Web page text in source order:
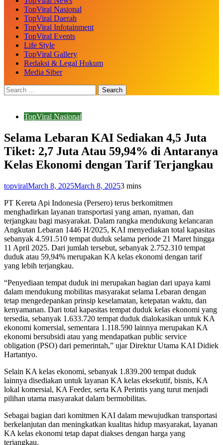
TopViral Nasional
TopViral Daerah
TopViral Infotainment
TopViral Events
Life Style
TopViral Gallery
Redaksi & Legal Hukum
Media Siber
TopViral Nasional
Selama Lebaran KAI Sediakan 4,5 Juta
Tiket: 2,7 Juta Atau 59,94% di Antaranya
Kelas Ekonomi dengan Tarif Terjangkau
topviralMarch 8, 2025March 8, 20253 mins
PT Kereta Api Indonesia (Persero) terus berkomitmen
menghadirkan layanan transportasi yang aman, nyaman, dan
terjangkau bagi masyarakat. Dalam rangka mendukung kelancaran
Angkutan Lebaran 1446 H/2025, KAI menyediakan total kapasitas
sebanyak 4.591.510 tempat duduk selama periode 21 Maret hingga
11 April 2025. Dari jumlah tersebut, sebanyak 2.752.310 tempat
duduk atau 59,94% merupakan KA kelas ekonomi dengan tarif
yang lebih terjangkau.
“Penyediaan tempat duduk ini merupakan bagian dari upaya kami
dalam mendukung mobilitas masyarakat selama Lebaran dengan
tetap mengedepankan prinsip keselamatan, ketepatan waktu, dan
kenyamanan. Dari total kapasitas tempat duduk kelas ekonomi yang
tersedia, sebanyak 1.633.720 tempat duduk dialokasikan untuk KA
ekonomi komersial, sementara 1.118.590 lainnya merupakan KA
ekonomi bersubsidi atau yang mendapatkan public service
obligation (PSO) dari pemerintah,” ujar Direktur Utama KAI Didiek
Hartantyo.
Selain KA kelas ekonomi, sebanyak 1.839.200 tempat duduk
lainnya disediakan untuk layanan KA kelas eksekutif, bisnis, KA
lokal komersial, KA Feeder, serta KA Perintis yang turut menjadi
pilihan utama masyarakat dalam bermobilitas.
Sebagai bagian dari komitmen KAI dalam mewujudkan transportasi
berkelanjutan dan meningkatkan kualitas hidup masyarakat, layanan
KA kelas ekonomi tetap dapat diakses dengan harga yang
terjangkau.